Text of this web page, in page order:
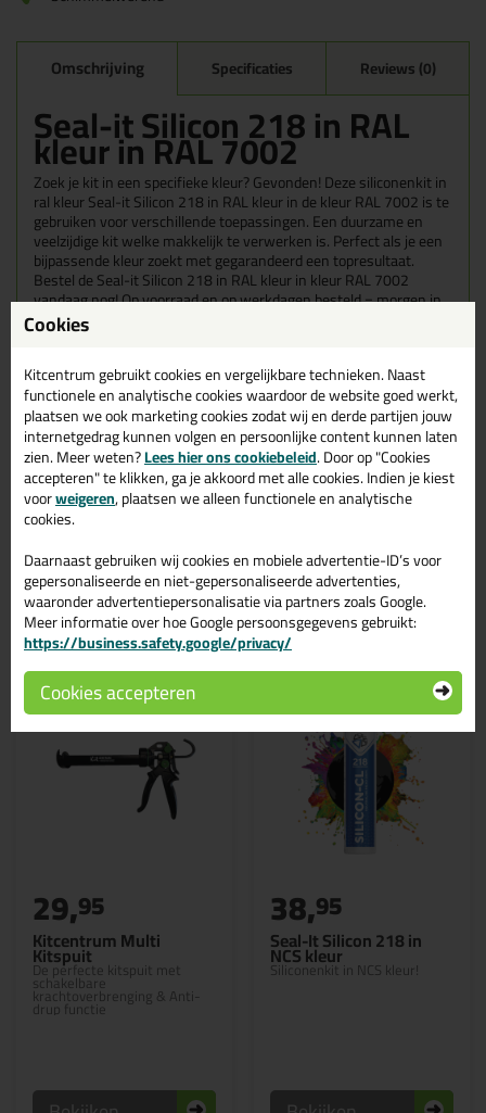
Omschrijving Specificaties Reviews (0)
Seal-it Silicon 218 in RAL
kleur in RAL 7002
Zoek je kit in een specifieke kleur? Gevonden! Deze siliconenkit in
ral kleur Seal-it Silicon 218 in RAL kleur in de kleur RAL 7002 is te
gebruiken voor verschillende toepassingen. Een duurzame en
veelzijdige kit welke makkelijk te verwerken is. Perfect als je een
bijpassende kleur zoekt met gegarandeerd een topresultaat.
Bestel de Seal-it Silicon 218 in RAL kleur in kleur RAL 7002
vandaag nog! Op voorraad en op werkdagen besteld = morgen in
huis.
product?Lees alles over dit product >
Tips & tricks voor Seal-it Silicon 218
in RAL kleur
In de volgende blogs wordt dit product gebruikt:
Welke kit heb ik nodig voor mijn badkamer?
Gerelateerde producten
Kitcentrum Multi
Kitspuit
De perfecte kitspuit met
schakelbare
krachtoverbrenging & Anti-
drup functie
29,95
Seal-It Silicon 218 in
NCS kleur
Siliconenkit in NCS kleur!
38,95
Cookies
Kitcentrum gebruikt cookies en vergelijkbare technieken. Naast
functionele en analytische cookies waardoor de website goed werkt,
plaatsen we ook marketing cookies zodat wij en derde partijen jouw
internetgedrag kunnen volgen en persoonlijke content kunnen laten
zien. Meer weten?Lees hier ons cookiebeleid. Door op "Cookies
accepteren" te klikken, ga je akkoord met alle cookies. Indien je kiest
voorweigeren, plaatsen we alleen functionele en analytische
cookies.
Daarnaast gebruiken wij cookies en mobiele advertentie-ID’s voor
gepersonaliseerde en niet-gepersonaliseerde advertenties,
waaronder advertentiepersonalisatie via partners zoals Google.
Meer informatie over hoe Google persoonsgegevens gebruikt:
https://business.safety.google/privacy/
Cookies accepteren